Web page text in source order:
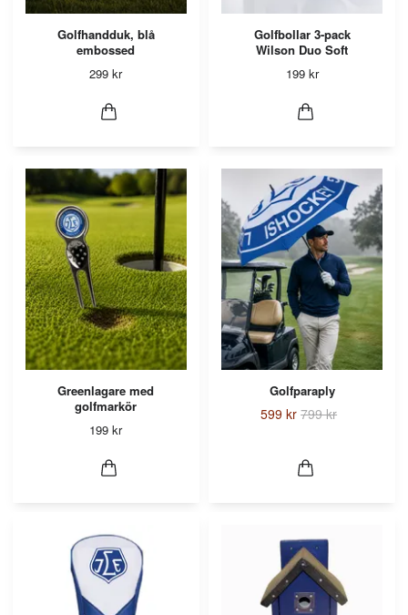
Golfhandduk, blå
embossed
299 kr
Golfbollar 3-pack
Wilson Duo Soft
199 kr
Greenlagare med
golfmarkör
199 kr
Golfparaply
599 kr 799 kr